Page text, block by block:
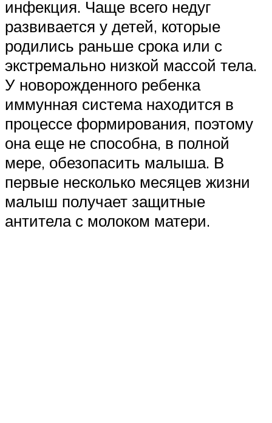
инфекция. Чаще всего недуг
развивается у детей, которые
родились раньше срока или с
экстремально низкой массой тела.
У новорожденного ребенка
иммунная система находится в
процессе формирования, поэтому
она еще не способна, в полной
мере, обезопасить малыша. В
первые несколько месяцев жизни
малыш получает защитные
антитела с молоком матери.